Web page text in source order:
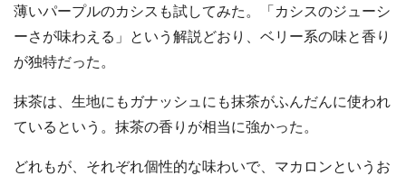
薄いパープルのカシスも試してみた。「カシスのジューシ
ーさが味わえる」という解説どおり、ベリー系の味と香り
が独特だった。
抹茶は、生地にもガナッシュにも抹茶がふんだんに使われ
ているという。抹茶の香りが相当に強かった。
どれもが、それぞれ個性的な味わいで、マカロンというお